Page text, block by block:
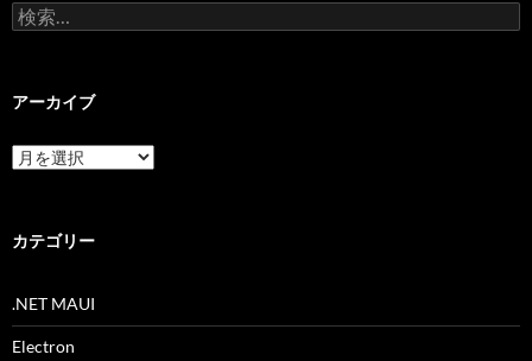
検
索:
アーカイブ
ア
ー
ブ
カテゴリー
.NET MAUI
Electron